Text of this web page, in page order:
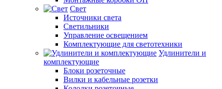
Свет
Источники света
Светильники
Управление освещением
Комплектующие для светотехники
Удлинители и
комплектующие
Блоки розеточные
Вилки и кабельные розетки